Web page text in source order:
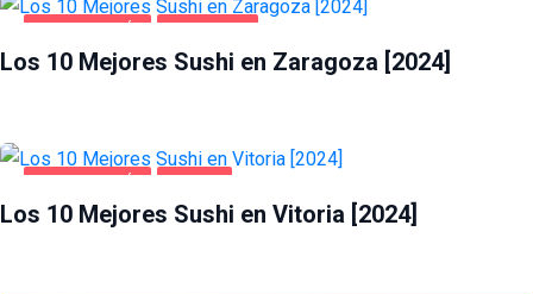
GASTRONOMÍA ZARAGOZA
Los 10 Mejores Sushi en Zaragoza [2024]
GASTRONOMÍA VITORIA
Los 10 Mejores Sushi en Vitoria [2024]